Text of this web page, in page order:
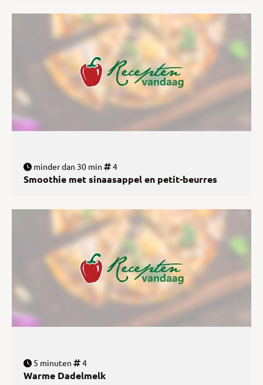
minder dan 30 min 4
Smoothie met sinaasappel en petit-beurres
5 minuten 4
Warme Dadelmelk